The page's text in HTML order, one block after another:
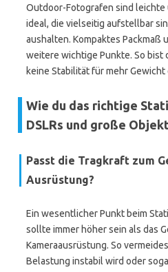
Outdoor-Fotografen sind
ideal, die vielseitig aufstellbar
aushalten. Kompaktes Packmaß
weitere wichtige Punkte. So bist
keine Stabilität für mehr Gewicht
Wie du das richtige
DSLRs und große
Passt die Tragkraft zum
Ausrüstung?
Ein wesentlicher Punkt beim
sollte immer höher sein als das
Kameraausrüstung. So
Belastung instabil wird oder